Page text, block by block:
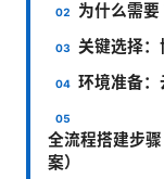
为什么需
关键选择
环境准备
全流程搭建步
案）